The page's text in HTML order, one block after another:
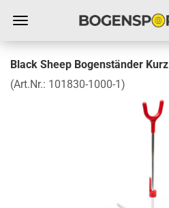
Black Sheep Bogenständer Kurz
(Art.Nr.: 101830-1000-1)